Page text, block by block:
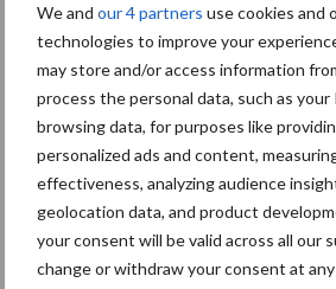
We and our 4 partners use cookies and
technologies to improve your
may store and/or access information
process the personal data, such as your
browsing data, for purposes like
personalized ads and content,
effectiveness, analyzing audience
geolocation data, and product
your consent will be valid across all our
change or withdraw your consent at
À la suite des investissements de ces
superficie dédiée à l’assemblage et à la
2 500 à plus de 9 400 m².
Claas
Barre
latérale
Nouvelles récentes du
secteur